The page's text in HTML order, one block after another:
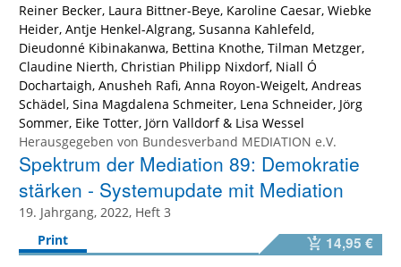
Reiner Becker, Laura Bittner-Beye, Karoline Caesar, Wiebke
Heider, Antje Henkel-Algrang, Susanna Kahlefeld,
Dieudonné Kibinakanwa, Bettina Knothe, Tilman Metzger,
Claudine Nierth, Christian Philipp Nixdorf, Niall Ó
Dochartaigh, Anusheh Rafi, Anna Royon-Weigelt, Andreas
Schädel, Sina Magdalena Schmeiter, Lena Schneider, Jörg
Sommer, Eike Totter, Jörn Valldorf& Lisa Wessel
Herausgegeben von Bundesverband MEDIATION e.V.
Spektrum der Mediation 89: Demokratie
stärken - Systemupdate mit Mediation
19. Jahrgang, 2022, Heft 3
Print
14,95 €